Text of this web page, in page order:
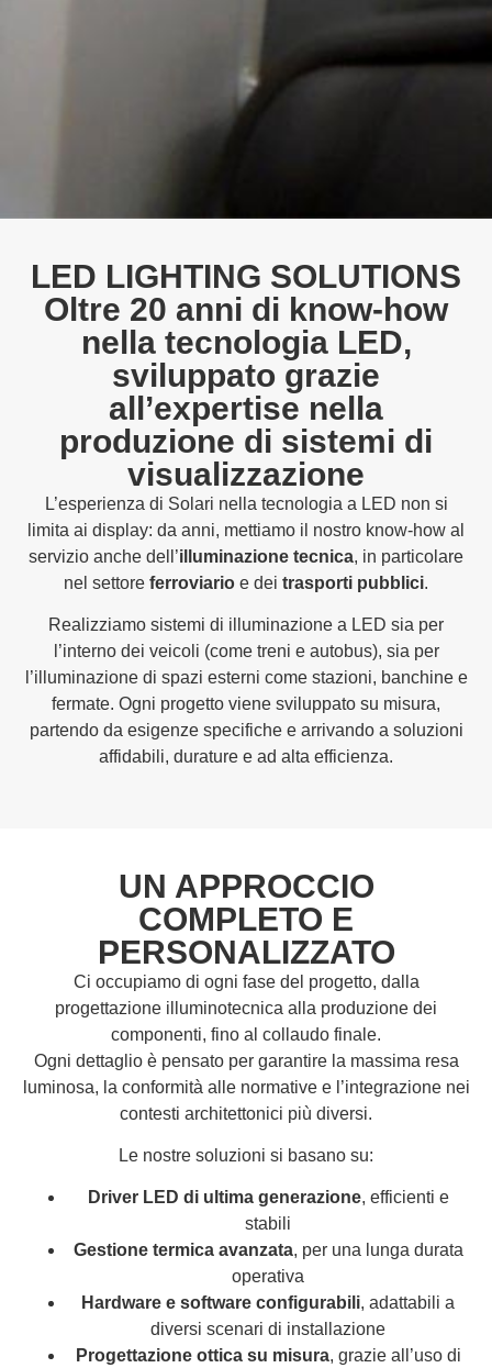
LED LIGHTING SOLUTIONS
Oltre 20 anni di know-how
nella tecnologia LED,
sviluppato grazie
all’expertise nella
produzione di sistemi di
visualizzazione
L’esperienza di Solari nella tecnologia a LED non si
limita ai display: da anni, mettiamo il nostro know-how al
servizio anche dell’illuminazione tecnica, in particolare
nel settore ferroviario e dei trasporti pubblici.
Realizziamo sistemi di illuminazione a LED sia per
l’interno dei veicoli (come treni e autobus), sia per
l’illuminazione di spazi esterni come stazioni, banchine e
fermate. Ogni progetto viene sviluppato su misura,
partendo da esigenze specifiche e arrivando a soluzioni
affidabili, durature e ad alta efficienza.
UN APPROCCIO
COMPLETO E
PERSONALIZZATO
Ci occupiamo di ogni fase del progetto, dalla
progettazione illuminotecnica alla produzione dei
componenti, fino al collaudo finale.
Ogni dettaglio è pensato per garantire la massima resa
luminosa, la conformità alle normative e l’integrazione nei
contesti architettonici più diversi.
Le nostre soluzioni si basano su:
Driver LED di ultima generazione, efficienti e
stabili
Gestione termica avanzata, per una lunga durata
operativa
Hardware e software configurabili, adattabili a
diversi scenari di installazione
Progettazione ottica su misura, grazie all’uso di